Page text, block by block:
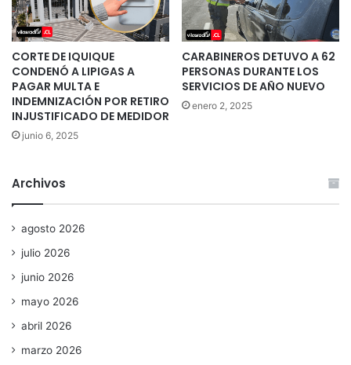
CORTE DE IQUIQUE
CONDENÓ A LIPIGAS A
PAGAR MULTA E
INDEMNIZACIÓN POR RETIRO
INJUSTIFICADO DE MEDIDOR
junio 6, 2025
CARABINEROS DETUVO A 62
PERSONAS DURANTE LOS
SERVICIOS DE AÑO NUEVO
enero 2, 2025
Archivos
agosto 2026
julio 2026
junio 2026
mayo 2026
abril 2026
marzo 2026